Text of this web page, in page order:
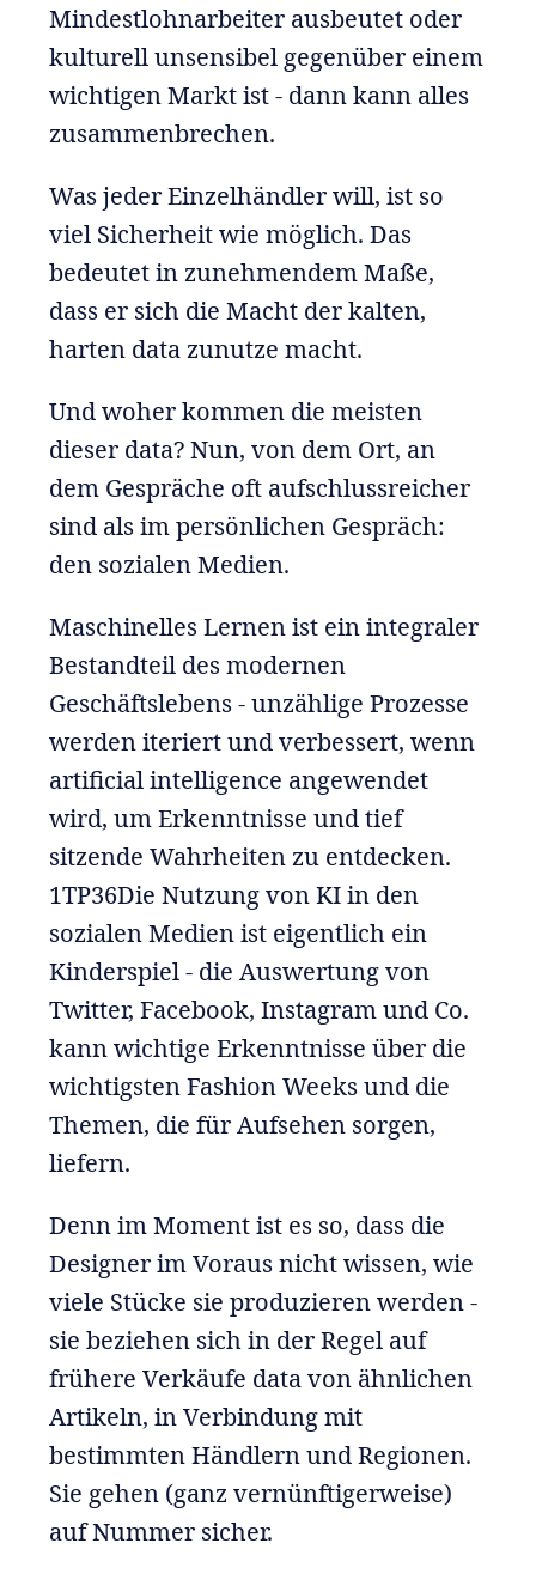
Mindestlohnarbeiter ausbeutet oder
kulturell unsensibel gegenüber einem
wichtigen Markt ist - dann kann alles
zusammenbrechen.
Was jeder Einzelhändler will, ist so
viel Sicherheit wie möglich. Das
bedeutet in zunehmendem Maße,
dass er sich die Macht der kalten,
harten data zunutze macht.
Und woher kommen die meisten
dieser data? Nun, von dem Ort, an
dem Gespräche oft aufschlussreicher
sind als im persönlichen Gespräch:
den sozialen Medien.
Maschinelles Lernen ist ein integraler
Bestandteil des modernen
Geschäftslebens - unzählige Prozesse
werden iteriert und verbessert, wenn
artificial intelligence angewendet
wird, um Erkenntnisse und tief
sitzende Wahrheiten zu entdecken.
1TP36Die Nutzung von KI in den
sozialen Medien ist eigentlich ein
Kinderspiel - die Auswertung von
Twitter, Facebook, Instagram und Co.
kann wichtige Erkenntnisse über die
wichtigsten Fashion Weeks und die
Themen, die für Aufsehen sorgen,
liefern.
Denn im Moment ist es so, dass die
Designer im Voraus nicht wissen, wie
viele Stücke sie produzieren werden -
sie beziehen sich in der Regel auf
frühere Verkäufe data von ähnlichen
Artikeln, in Verbindung mit
bestimmten Händlern und Regionen.
Sie gehen (ganz vernünftigerweise)
auf Nummer sicher.